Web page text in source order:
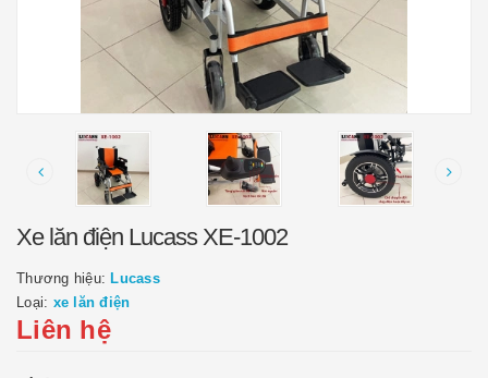
Xe lăn điện Lucass XE-1002
Thương hiệu: Lucass
Loại: xe lăn điện
Liên hệ